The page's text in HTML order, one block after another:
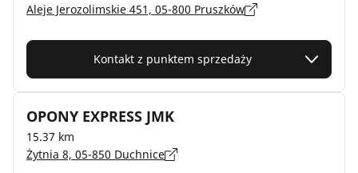
Aleje Jerozolimskie 451, 05-800 Pruszków
Kontakt z punktem sprzedaży
OPONY EXPRESS JMK
15.37 km
Żytnia 8, 05-850 Duchnice